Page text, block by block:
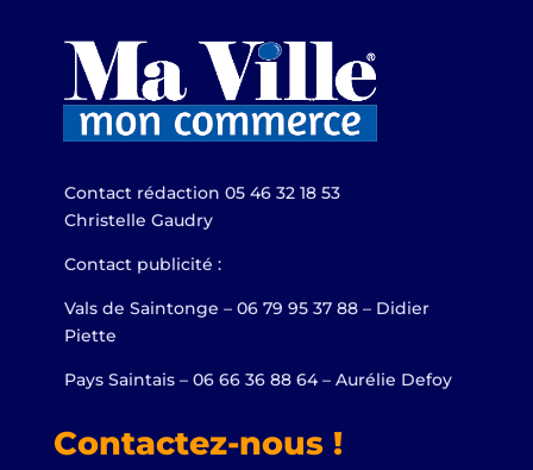
Contact rédaction 05 46 32 18 53
Christelle Gaudry
Contact publicité :
Vals de Saintonge – 06 79 95 37 88 – Didier
Piette
Pays Saintais – 06 66 36 88 64 – Aurélie Defoy
Contactez-nous !